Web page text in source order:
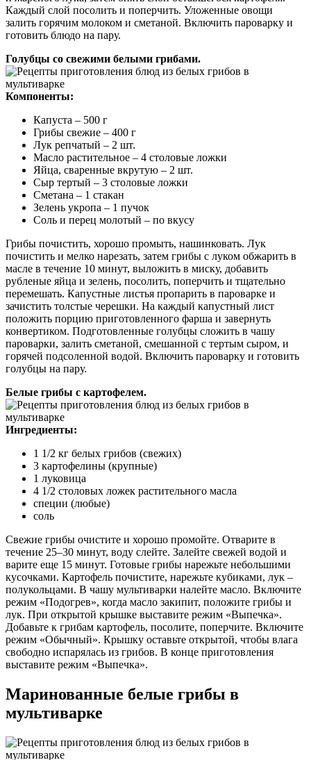
Каждый слой посолить и поперчить. Уложенные овощи
залить горячим молоком и сметаной. Включить пароварку и
готовить блюдо на пару.
Голубцы со свежими белыми грибами.
Компоненты:
Капуста – 500 г
Грибы свежие – 400 г
Лук репчатый – 2 шт.
Масло растительное – 4 столовые ложки
Яйца, сваренные вкрутую – 2 шт.
Сыр тертый – 3 столовые ложки
Сметана – 1 стакан
Зелень укропа – 1 пучок
Соль и перец молотый – по вкусу
Грибы почистить, хорошо промыть, нашинковать. Лук
почистить и мелко нарезать, затем грибы с луком обжарить в
масле в течение 10 минут, выложить в миску, добавить
рубленые яйца и зелень, посолить, поперчить и тщательно
перемешать. Капустные листья пропарить в пароварке и
зачистить толстые черешки. На каждый капустный лист
положить порцию приготовленного фарша и завернуть
конвертиком. Подготовленные голубцы сложить в чашу
пароварки, залить сметаной, смешанной с тертым сыром, и
горячей подсоленной водой. Включить пароварку и готовить
голубцы на пару.
Белые грибы с картофелем.
Ингредиенты:
1 1/2 кг белых грибов (свежих)
3 картофелины (крупные)
1 луковица
4 1/2 столовых ложек растительного масла
специи (любые)
соль
Свежие грибы очистите и хорошо промойте. Отварите в
течение 25–30 минут, воду слейте. Залейте свежей водой и
варите еще 15 минут. Готовые грибы нарежьте небольшими
кусочками. Картофель почистите, нарежьте кубиками, лук –
полукольцами. В чашу мультиварки налейте масло. Включите
режим «Подогрев», когда масло закипит, положите грибы и
лук. При открытой крышке выставите режим «Выпечка».
Добавьте к грибам картофель, посолите, поперчите. Включите
режим «Обычный». Крышку оставьте открытой, чтобы влага
свободно испарялась из грибов. В конце приготовления
выставите режим «Выпечка».
Маринованные белые грибы в
мультиварке